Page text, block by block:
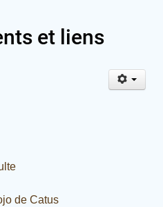
et liens
de Catus